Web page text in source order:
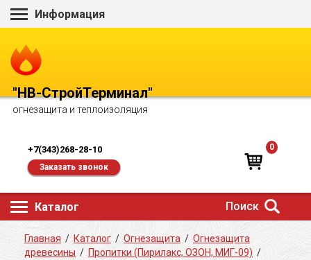
Информация
"НВ-СтройТерминал"
огнезащита и теплоизоляция
+7(343)268-28-10
Заказать звонок
0
Каталог Поиск
Главная / Каталог / Огнезащита / Огнезащита
древесины / Пропитки (Пирилакс, ОЗОН, МИГ-09) /